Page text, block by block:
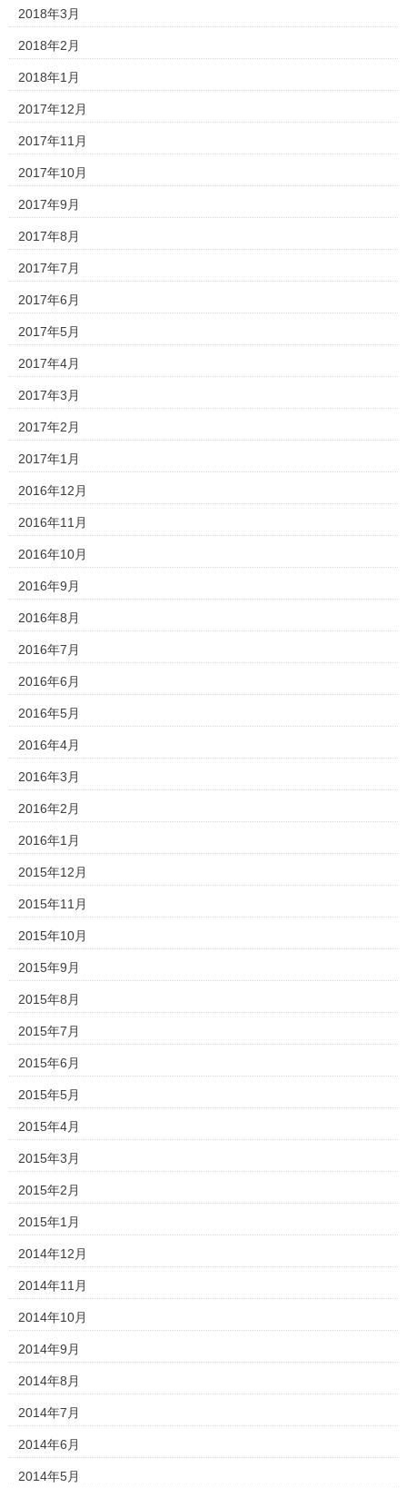
2018年3月
2018年2月
2018年1月
2017年12月
2017年11月
2017年10月
2017年9月
2017年8月
2017年7月
2017年6月
2017年5月
2017年4月
2017年3月
2017年2月
2017年1月
2016年12月
2016年11月
2016年10月
2016年9月
2016年8月
2016年7月
2016年6月
2016年5月
2016年4月
2016年3月
2016年2月
2016年1月
2015年12月
2015年11月
2015年10月
2015年9月
2015年8月
2015年7月
2015年6月
2015年5月
2015年4月
2015年3月
2015年2月
2015年1月
2014年12月
2014年11月
2014年10月
2014年9月
2014年8月
2014年7月
2014年6月
2014年5月